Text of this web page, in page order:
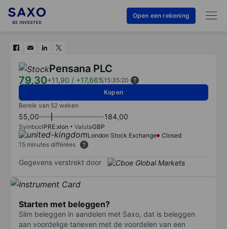
Open een rekening
Pensana PLC
79,30+11,90 / +17,66%15:35:20
Kopen
Bereik van 52 weken
55,00 184,00
SymboolPRE:xlon ValutaGBP
London Stock Exchange
Closed
15 minutes différées
Gegevens verstrekt door
Starten met beleggen?
Slim beleggen in aandelen met Saxo, dat is beleggen
aan voordelige tarieven met de voordelen van een